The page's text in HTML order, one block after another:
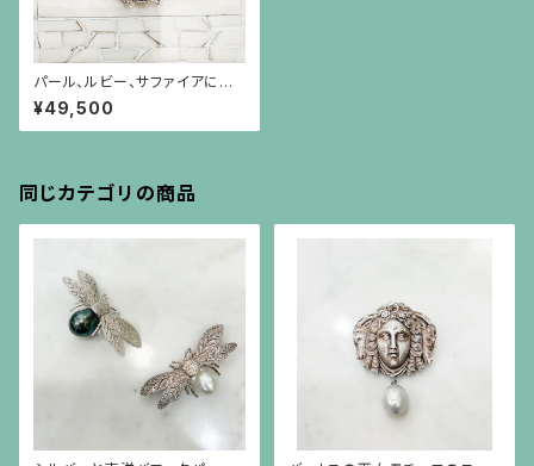
パール、ルビー、サファイアにダ
イヤモンドが実る木と山羊のシ
ルバーブローチ兼ペンダント
¥49,500
同じカテゴリの商品